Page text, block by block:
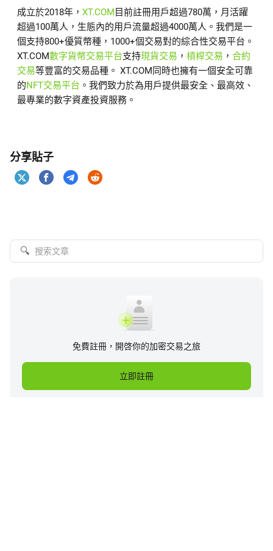
成立於2018年， XT.COM 目前註冊用戶超過780萬，月活躍
超過100萬人，生態內的用戶流量超過4000萬人。我們是一
個支持800+優質幣種，1000+個交易對的綜合性交易平台。
XT.COM數字貨幣交易平台支持現貨交易 ， 槓桿交易 ， 合約
交易等豐富的交易品種。 XT.COM同時也擁有一個安全可靠
的NFT交易平台 。我們致力於為用戶提供最安全、最高效、
最專業的數字資產投資服務。
分享貼子
🔍
免費註冊，開啓你的加密交易之旅
立即註冊